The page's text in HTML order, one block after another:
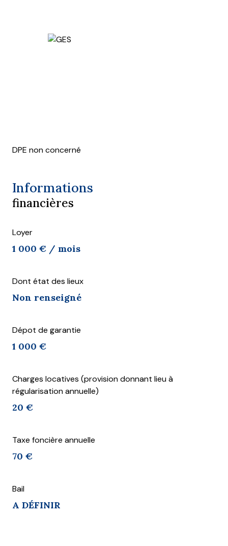
DPE non concerné
Informations
financières
Loyer
1 000 € / mois
Dont état des lieux
Non renseigné
Dépot de garantie
1 000 €
Charges locatives (provision donnant lieu à
régularisation annuelle)
20 €
Taxe foncière annuelle
70 €
Bail
A DÉFINIR